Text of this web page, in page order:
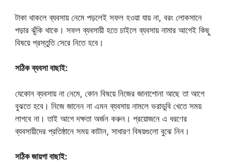
টাকা থাকলে ব্যবসায় নেমে পড়লেই সফল হওয়া যায় না, বরং লোকসানে
পড়ার ঝুঁকি থাকে। সফল ব্যবসায়ী হতে চাইলে ব্যবসায় নামার আগেই কিছু
বিষয়ে প্রস্তুতি সেরে নিতে হবে।
সঠিক ব্যবসা বাছাই:
যেকোন ব্যবসায় না নেমে, কোন বিষয়ে নিজের জানাশোনা আছে তা আগে
বুঝতে হবে। নিজে জানেন না এমন ব্যবসায় নামলে ভরাডুবি খেতে সময়
লাগবে না। তাই আগে দক্ষতা অর্জন করুন। প্রয়োজনে এ ধরণের
ব্যবসায়ীদের প্রতিষ্ঠানে সময় কাটান, সাধারণ বিষয়গুলো বুঝে নিন।
সঠিক জায়গা বাছাই: